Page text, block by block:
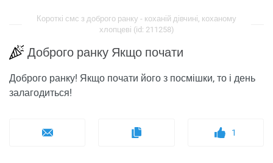
Короткі смс з доброго ранку - коханій дівчині, коханому
хлопцеві (id: 211258)
Доброго ранку Якщо почати
Доброго ранку! Якщо почати його з посмішки, то і день
залагодиться!
1